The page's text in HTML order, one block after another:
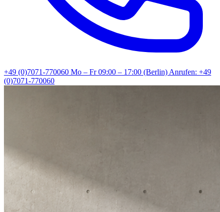
+49 (0)7071-770060 Mo – Fr 09:00 – 17:00 (Berlin)Anrufen: +49
(0)7071-770060